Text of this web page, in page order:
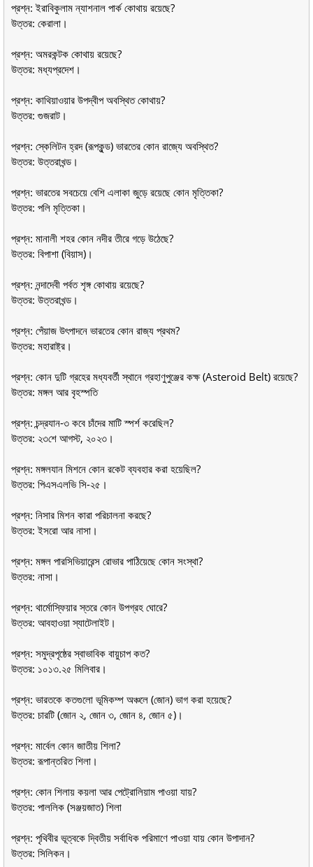
প্রশ্ন: ইরাবিকুলাম ন্যাশনাল পার্ক কোথায় রয়েছে?
উত্তর: কেরালা।
প্রশ্ন: অমরকন্টক কোথায় রয়েছে?
উত্তর: মধ্যপ্রদেশ।
প্রশ্ন: কাথিয়াওয়ার উপদ্বীপ অবস্থিত কোথায়?
উত্তর: গুজরাট।
প্রশ্ন: স্কেলিটন হ্রদ (রূপকুন্ড) ভারতের কোন রাজ্যে অবস্থিত?
উত্তর: উত্তরাখন্ড।
প্রশ্ন: ভারতের সবচেয়ে বেশি এলাকা জুড়ে রয়েছে কোন মৃত্তিকা?
উত্তর: পলি মৃত্তিকা।
প্রশ্ন: মানালী শহর কোন নদীর তীরে গড়ে উঠেছে?
উত্তর: বিপাশা (বিয়াস)।
প্রশ্ন: নন্দাদেবী পর্বত শৃঙ্গ কোথায় রয়েছে?
উত্তর: উত্তরাখন্ড।
প্রশ্ন: পেঁয়াজ উৎপাদনে ভারতের কোন রাজ্য প্রথম?
উত্তর: মহারাষ্ট্র।
প্রশ্ন: কোন দুটি গ্রহের মধ্যবর্তী স্থানে গ্রহাণুপুঞ্জের কক্ষ (Asteroid Belt) রয়েছে?
উত্তর: মঙ্গল আর বৃহস্পতি
প্রশ্ন: চন্দ্রযান-৩ কবে চাঁদের মাটি স্পর্শ করেছিল?
উত্তর: ২৩শে আগস্ট, ২০২৩।
প্রশ্ন: মঙ্গলযান মিশনে কোন রকেট ব্যবহার করা হয়েছিল?
উত্তর: পিএসএলভি সি-২৫।
প্রশ্ন: নিসার মিশন কারা পরিচালনা করছে?
উত্তর: ইসরো আর নাসা।
প্রশ্ন: মঙ্গল পারসিভিয়ারেন্স রোভার পাঠিয়েছে কোন সংস্থা?
উত্তর: নাসা।
প্রশ্ন: থার্মোস্ফিয়ার স্তরে কোন উপগ্রহ ঘোরে?
উত্তর: আবহাওয়া স্যাটেলাইট।
প্রশ্ন: সমুদ্রপৃষ্ঠের স্বাভাবিক বায়ুচাপ কত?
উত্তর: ১০১৩.২৫ মিলিবার।
প্রশ্ন: ভারতকে কতগুলো ভূমিকম্প অঞ্চলে (জোন) ভাগ করা হয়েছে?
উত্তর: চারটি (জোন ২, জোন ৩, জোন ৪, জোন ৫)।
প্রশ্ন: মার্বেল কোন জাতীয় শিলা?
উত্তর: রূপান্তরিত শিলা।
প্রশ্ন: কোন শিলায় কয়লা আর পেট্রোলিয়াম পাওয়া যায়?
উত্তর: পাললিক (সঞ্জয়জাত) শিলা
প্রশ্ন: পৃথিবীর ভূত্বকে দ্বিতীয় সর্বাধিক পরিমাণে পাওয়া যায় কোন উপাদান?
উত্তর: সিলিকন।